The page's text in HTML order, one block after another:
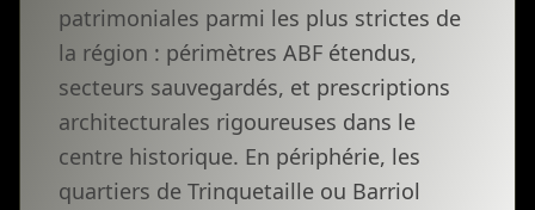
patrimoniales parmi les plus strictes de
la région : périmètres ABF étendus,
secteurs sauvegardés, et prescriptions
architecturales rigoureuses dans le
centre historique. En périphérie, les
quartiers de Trinquetaille ou Barriol